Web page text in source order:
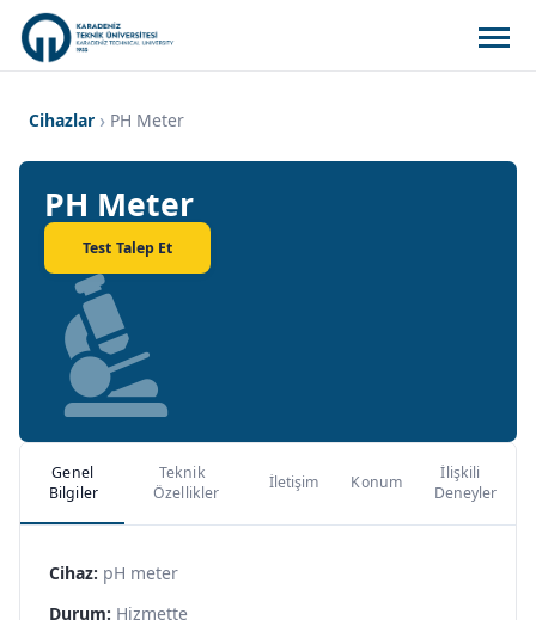
Cihazlar PH Meter
PH Meter
Test Talep Et
Genel
Bilgiler
Teknik
Özellikler
İletişim Konum
İlişkili
Deneyler
Cihaz: pH meter
Durum: Hizmette